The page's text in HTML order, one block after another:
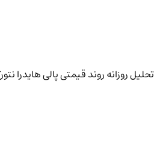
تحلیل روزانه روند قیمتی پالی هایدرا